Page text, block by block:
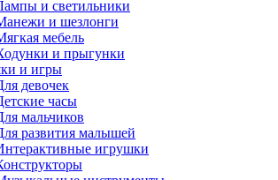
и светильники
и шезлонги
мебель
и прыгунки
и игры
девочек
часы
мальчиков
развития малышей
игрушки